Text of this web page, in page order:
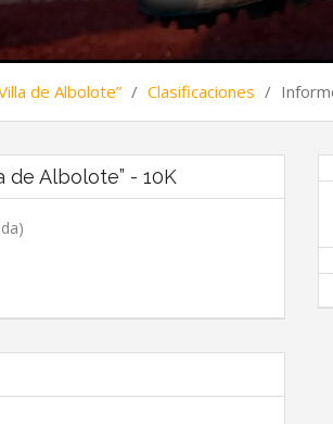
de Albolote” / Clasificaciones /
de Albolote” - 10K